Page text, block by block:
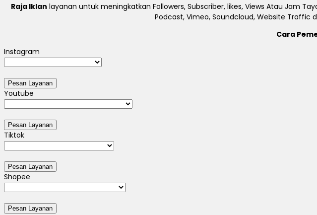
Raja Iklan layanan untuk meningkatkan Followers, Subscriber, likes, Views Atau Jam
Podcast, Vimeo, Soundcloud, Website Traffic
Cara
Instagram
Youtube
Tiktok
Shopee